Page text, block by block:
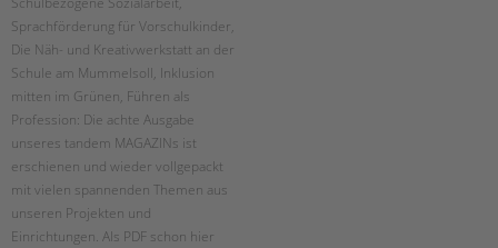
PRESSE
Magazin
KONTAKT
Impressum
Datenschutz
Hinweisgebersystem
Intranet
Sprachförderung für Vorschulkinder,
Die Näh- und Kreativwerkstatt an der
Schule am Mummelsoll, Inklusion
mitten im Grünen, Führen als
Profession: Die achte Ausgabe
unseres tandem MAGAZINs ist
erschienen und wieder vollgepackt
mit vielen spannenden Themen aus
unseren Projekten und
Einrichtungen. Als PDF schon hier